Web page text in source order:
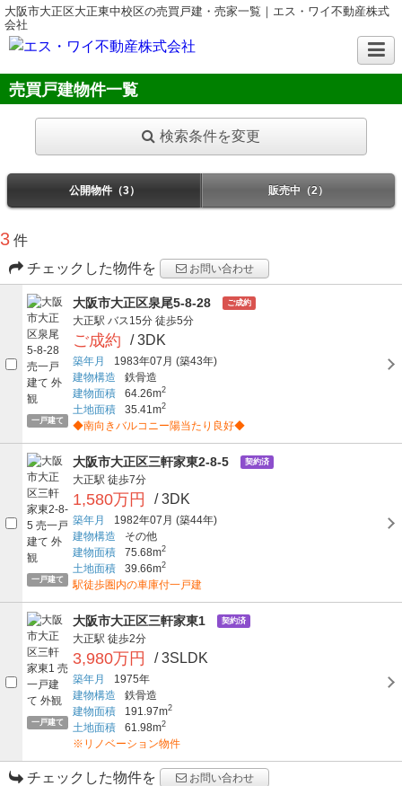
大阪市大正区大正東中校区の売買戸建・売家一覧｜エス・ワイ不動産株式
会社
売買戸建物件一覧
検索条件を変更
公開物件（3） 販売中（2）
3 件
チェックした物件を
お問い合わせ
一戸建て
大阪市大正区泉尾5-8-28 ご成約
大正駅 バス15分 徒歩5分
ご成約 / 3DK
築年月 1983年07月 (築43年)
建物構造
鉄骨造
建物面積
64.26m2
土地面積 35.41m2
◆南向きバルコニー陽当たり良好◆
一戸建て
大阪市大正区三軒家東2-8-5 契約済
大正駅 徒歩7分
1,580万円 / 3DK
築年月 1982年07月 (築44年)
建物構造
その他
建物面積
75.68m2
土地面積 39.66m2
駅徒歩圏内の車庫付一戸建
一戸建て
大阪市大正区三軒家東1 契約済
大正駅 徒歩2分
3,980万円 / 3SLDK
築年月
1975年
建物構造
鉄骨造
建物面積
191.97m2
土地面積 61.98m2
※リノベーション物件
チェックした物件を お問い合わせ